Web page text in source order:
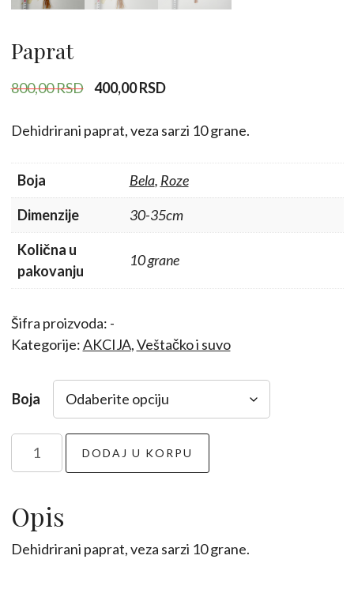
Paprat
800,00RSD
Originalna
je
800,00 RSD.
400,00RSDTrenutna
je:
Dehidrirani paprat, veza sarzi 10 grane.
Boja Bela, Roze
Dimenzije
30-35cm
Količna u
pakovanju
10 grane
Šifra proizvoda: -
Kategorije:AKCIJA,Veštačko i suvo
Boja
količina
DODAJ U KORPU
Opis
Dehidrirani paprat, veza sarzi 10 grane.